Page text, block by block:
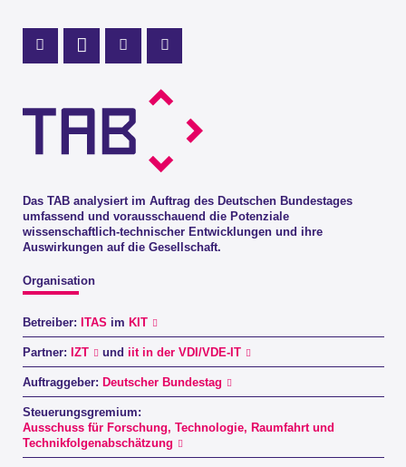
Das TAB analysiert im Auftrag des Deutschen Bundestages
umfassend und vorausschauend die Potenziale
wissenschaftlich-technischer Entwicklungen und ihre
Auswirkungen auf die Gesellschaft.
Organisation
Betreiber: ITAS im KIT
Partner: IZT und iit in der VDI/VDE-IT
Auftraggeber: Deutscher Bundestag
Steuerungsgremium:
Ausschuss für Forschung, Technologie, Raumfahrt und
Technikfolgenabschätzung
Profil Mastodon
LinkedIn Profil
Instagram Profil
Youtube Profil